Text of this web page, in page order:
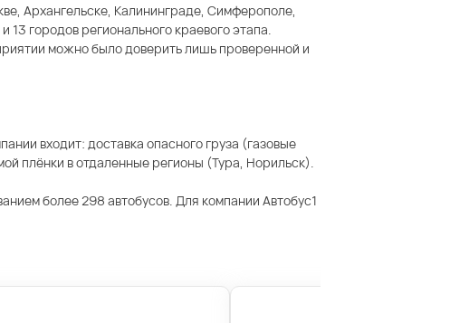
Архангельске, Калининграде, Симферополе,
городов регионального краевого этапа.
можно было доверить лишь проверенной и
входит: доставка опасного груза (газовые
плёнки в отдаленные регионы (Тура, Норильск).
более 298 автобусов. Для компании Автобус1